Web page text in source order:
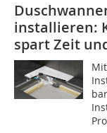
installieren:
spart Zeit